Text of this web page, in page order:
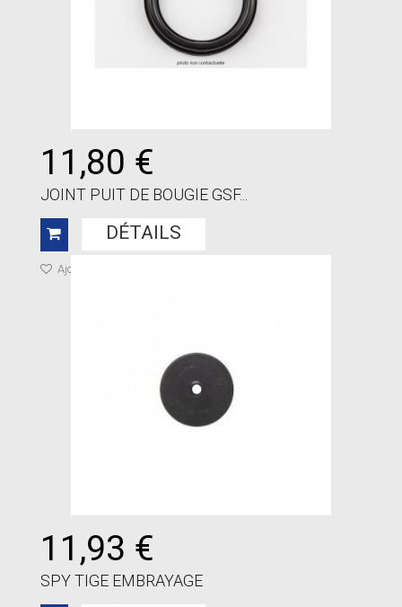
11,80 €
JOINT PUIT DE BOUGIE GSF...
DÉTAILS
Ajouter à ma liste de cadeaux
11,93 €
SPY TIGE EMBRAYAGE